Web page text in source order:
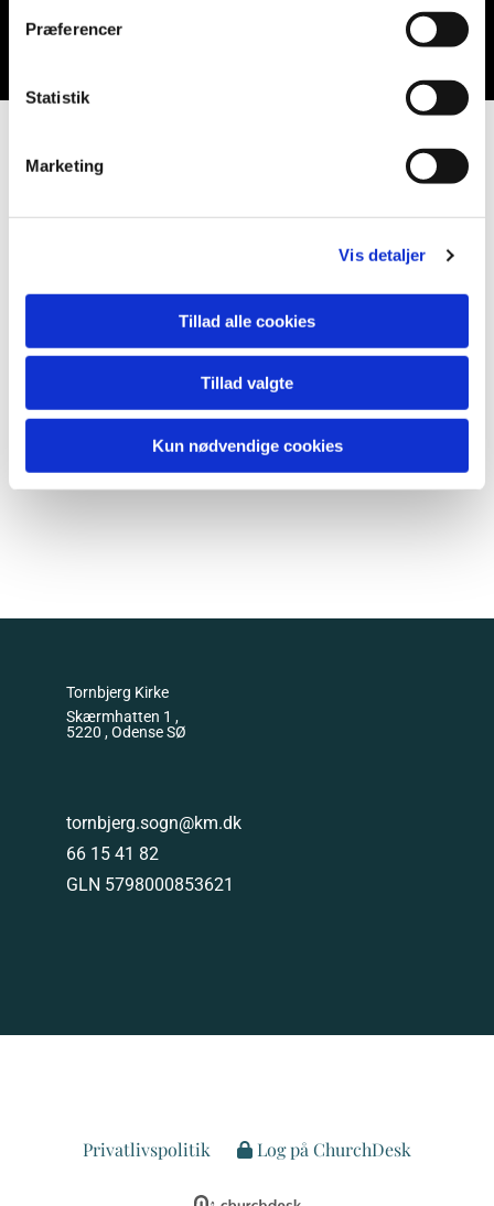
Præferencer
Statistik
Marketing
Vis detaljer
Tillad alle cookies
Tillad valgte
Kun nødvendige cookies
Du vil måske også kunne lide...
Tornbjerg Kirke
Skærmhatten 1 ,
5220 , Odense SØ
tornbjerg.sogn@km.dk
66 15 41 82
GLN 5798000853621
Privatlivspolitik Log på ChurchDesk